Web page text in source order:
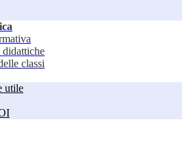
didattiche
classi
utile